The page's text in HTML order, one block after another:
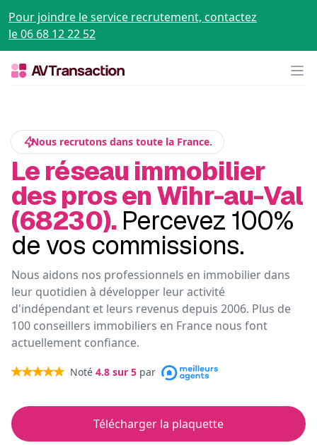
Pour joindre le service recrutement, contactez
le 06 68 12 22 52
Nous recrutons dans toute la France.
Le réseau immobilier
des pros en Wihr-au-Val
(68230). Percevez 100%
de vos commissions.
Nous aidons nos professionnels en immobilier dans
leur quotidien à développer leur activité
d'indépendant et leurs revenus depuis 2006. Plus de
100 conseillers immobiliers en France nous font
actuellement confiance.
Noté 4.8 sur 5 par
Télécharger la plaquette